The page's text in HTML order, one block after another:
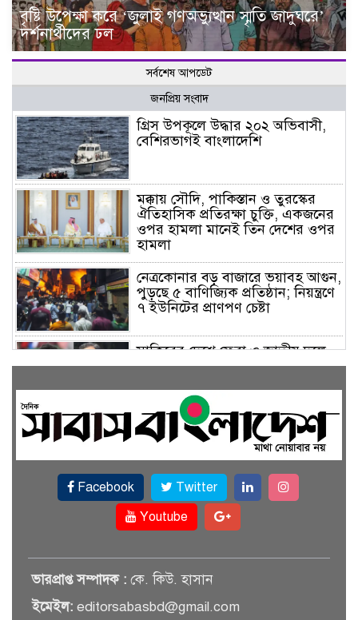
বৃষ্টি উপেক্ষা করে ‘জুলাই গণঅভ্যুত্থান স্মৃতি জাদুঘরে’
দর্শনার্থীদের ঢল
সর্বশেষ আপডেট
জনপ্রিয় সংবাদ
গ্রিস উপকূলে উদ্ধার ২০২ অভিবাসী,
বেশিরভাগই বাংলাদেশি
মক্কায় সৌদি, পাকিস্তান ও তুরস্কের
ঐতিহাসিক প্রতিরক্ষা চুক্তি, একজনের
ওপর হামলা মানেই তিন দেশের ওপর
হামলা
নেত্রকোনার বড় বাজারে ভয়াবহ আগুন,
পুড়ছে ৫ বাণিজ্যিক প্রতিষ্ঠান; নিয়ন্ত্রণে
৭ ইউনিটের প্রাণপণ চেষ্টা
সাকিবের দেশে ফেরা ও জাতীয় দলে
ফেরার সম্ভাবনা নেই, ইঙ্গিত ক্রীড়া
ফেসবুকে যুক্ত হলো বিকাশ, সহজ
হলো ডিজিটাল পেমেন্ট
বৃষ্টি উপেক্ষা করে ‘জুলাই গণঅভ্যুত্থান
স্মৃতি জাদুঘরে’ দর্শনার্থীদের ঢল
সেমিকন্ডাক্টর খাতে সুখবর, আসছে
বিশেষ প্রণোদনা
Facebook
Twitter
Youtube
ভারপ্রাপ্ত সম্পাদক : কে. কিউ. হাসান
ইমেইল: editorsabasbd@gmail.com